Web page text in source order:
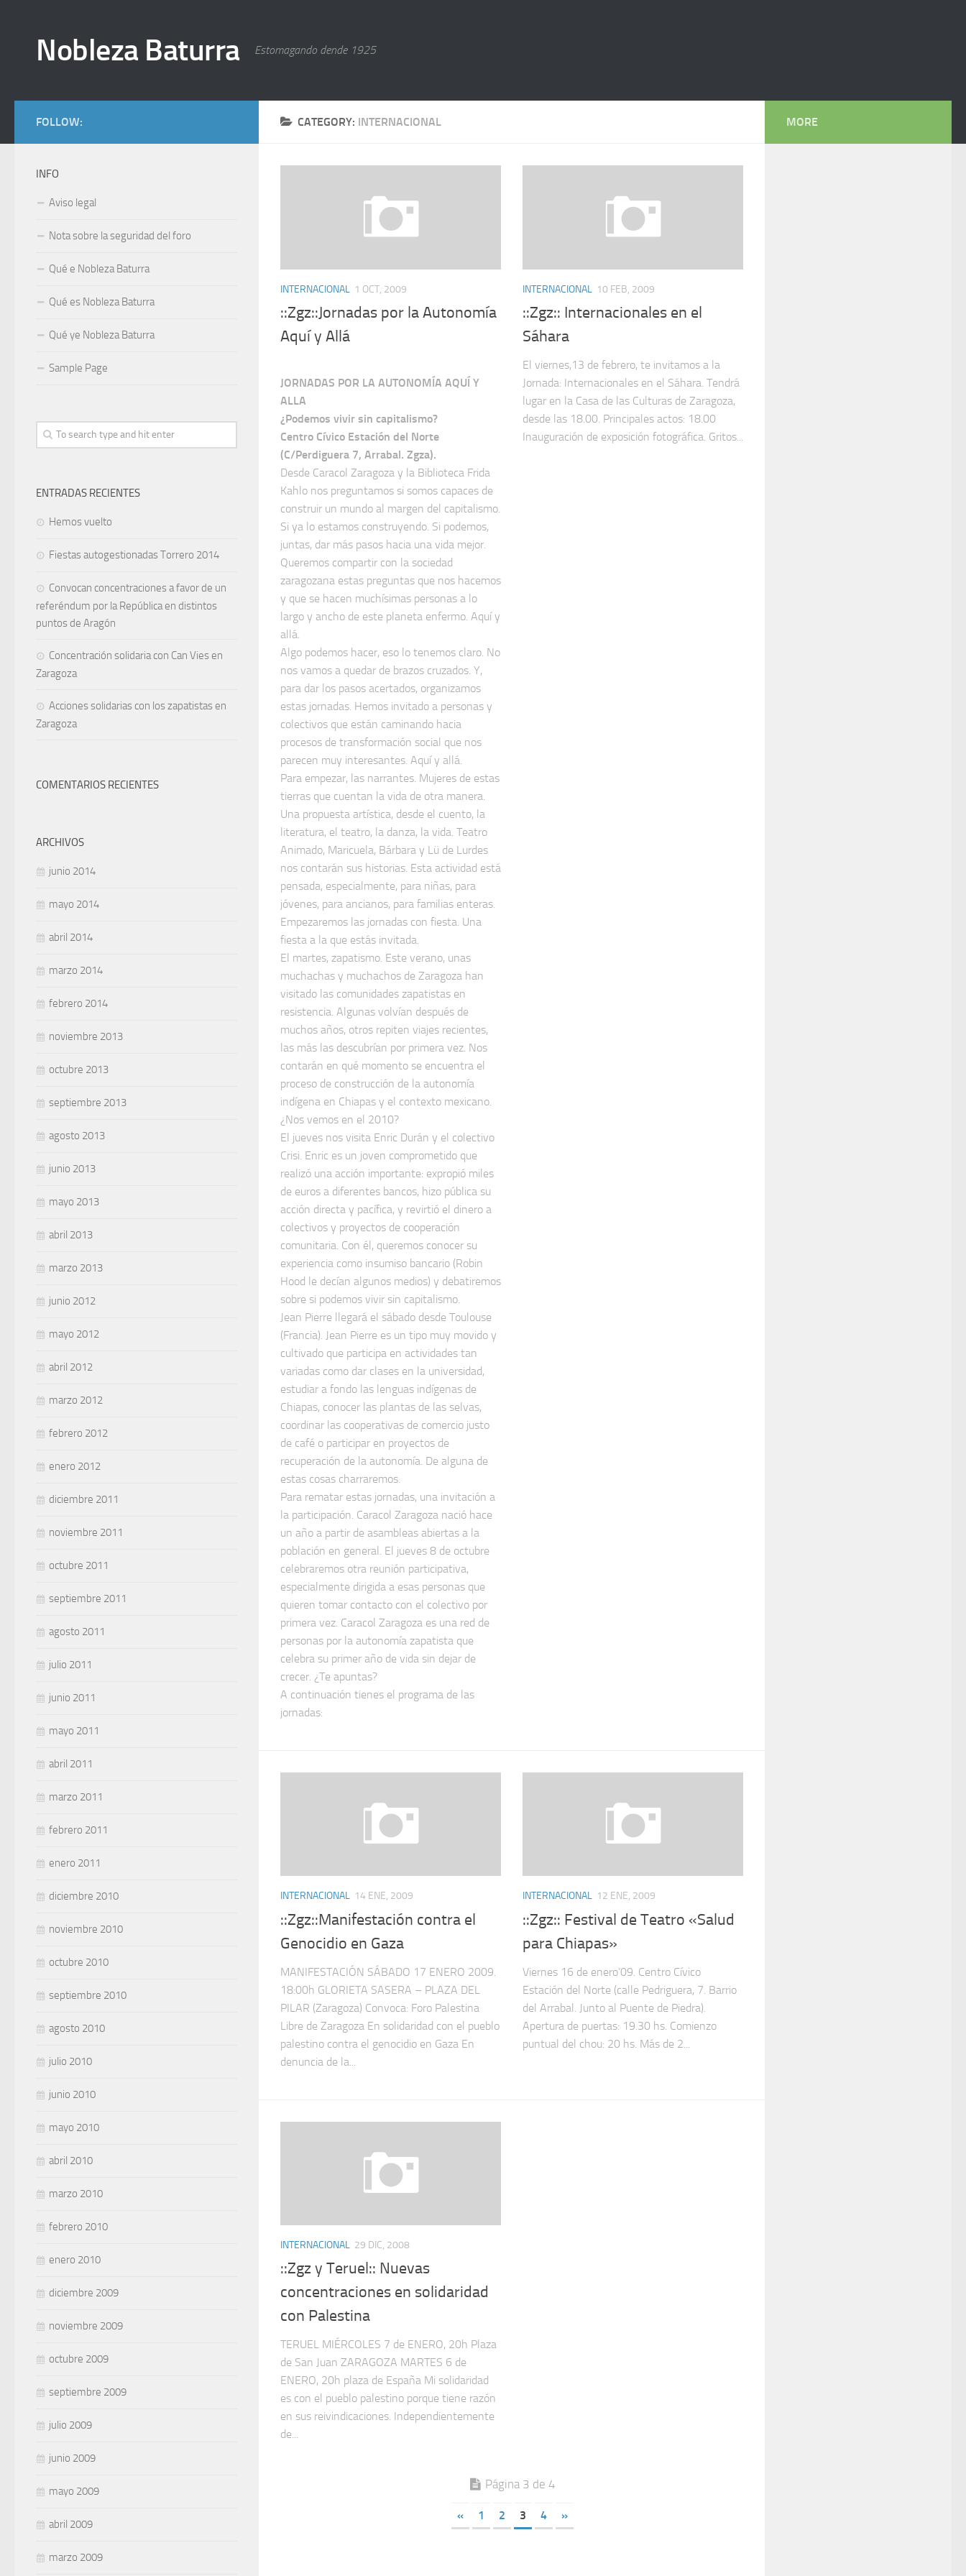
Nobleza Baturra Estomagando dende 1925
CATEGORY: INTERNACIONAL
INTERNACIONAL 1 OCT, 2009
::Zgz::Jornadas por la Autonomía
Aquí y Allá
JORNADAS POR LA AUTONOMÍA AQUÍ Y
ALLA
¿Podemos vivir sin capitalismo?
Centro Cívico Estación del Norte
(C/Perdiguera 7, Arrabal. Zgza).
Desde Caracol Zaragoza y la Biblioteca Frida
Kahlo nos preguntamos si somos capaces de
construir un mundo al margen del capitalismo.
Si ya lo estamos construyendo. Si podemos,
juntas, dar más pasos hacia una vida mejor.
Queremos compartir con la sociedad
zaragozana estas preguntas que nos hacemos
y que se hacen muchísimas personas a lo
largo y ancho de este planeta enfermo. Aquí y
allá.
Algo podemos hacer, eso lo tenemos claro. No
nos vamos a quedar de brazos cruzados. Y,
para dar los pasos acertados, organizamos
estas jornadas. Hemos invitado a personas y
colectivos que están caminando hacia
procesos de transformación social que nos
parecen muy interesantes. Aquí y allá.
Para empezar, las narrantes. Mujeres de estas
tierras que cuentan la vida de otra manera.
Una propuesta artística, desde el cuento, la
literatura, el teatro, la danza, la vida. Teatro
Animado, Maricuela, Bárbara y Lü de Lurdes
nos contarán sus historias. Esta actividad está
pensada, especialmente, para niñas, para
jóvenes, para ancianos, para familias enteras.
Empezaremos las jornadas con fiesta. Una
fiesta a la que estás invitada.
El martes, zapatismo. Este verano, unas
muchachas y muchachos de Zaragoza han
visitado las comunidades zapatistas en
resistencia. Algunas volvían después de
muchos años, otros repiten viajes recientes,
las más las descubrían por primera vez. Nos
contarán en qué momento se encuentra el
proceso de construcción de la autonomía
indígena en Chiapas y el contexto mexicano.
¿Nos vemos en el 2010?
El jueves nos visita Enric Durán y el colectivo
Crisi. Enric es un joven comprometido que
realizó una acción importante: expropió miles
de euros a diferentes bancos, hizo pública su
acción directa y pacífica, y revirtió el dinero a
colectivos y proyectos de cooperación
comunitaria. Con él, queremos conocer su
experiencia como insumiso bancario (Robin
Hood le decían algunos medios) y debatiremos
sobre si podemos vivir sin capitalismo.
Jean Pierre llegará el sábado desde Toulouse
(Francia). Jean Pierre es un tipo muy movido y
cultivado que participa en actividades tan
variadas como dar clases en la universidad,
estudiar a fondo las lenguas indígenas de
Chiapas, conocer las plantas de las selvas,
coordinar las cooperativas de comercio justo
de café o participar en proyectos de
recuperación de la autonomía. De alguna de
estas cosas charraremos.
Para rematar estas jornadas, una invitación a
la participación. Caracol Zaragoza nació hace
un año a partir de asambleas abiertas a la
población en general. El jueves 8 de octubre
celebraremos otra reunión participativa,
especialmente dirigida a esas personas que
quieren tomar contacto con el colectivo por
primera vez. Caracol Zaragoza es una red de
personas por la autonomía zapatista que
celebra su primer año de vida sin dejar de
crecer. ¿Te apuntas?
A continuación tienes el programa de las
jornadas:
INTERNACIONAL 10 FEB, 2009
::Zgz:: Internacionales en el
Sáhara
El viernes,13 de febrero, te invitamos a la
Jornada: Internacionales en el Sáhara. Tendrá
lugar en la Casa de las Culturas de Zaragoza,
desde las 18.00. Principales actos: 18.00
Inauguración de exposición fotográfica. Gritos...
INTERNACIONAL 14 ENE, 2009
::Zgz::Manifestación contra el
Genocidio en Gaza
MANIFESTACIÓN SÁBADO 17 ENERO 2009.
18:00h GLORIETA SASERA – PLAZA DEL
PILAR (Zaragoza) Convoca: Foro Palestina
Libre de Zaragoza En solidaridad con el pueblo
palestino contra el genocidio en Gaza En
denuncia de la...
INTERNACIONAL 12 ENE, 2009
::Zgz:: Festival de Teatro «Salud
para Chiapas»
Viernes 16 de enero’09. Centro Cívico
Estación del Norte (calle Pedriguera, 7. Barrio
del Arrabal. Junto al Puente de Piedra).
Apertura de puertas: 19.30 hs. Comienzo
puntual del chou: 20 hs. Más de 2...
INTERNACIONAL 29 DIC, 2008
::Zgz y Teruel:: Nuevas
concentraciones en solidaridad
con Palestina
TERUEL MIÉRCOLES 7 de ENERO, 20h Plaza
de San Juan ZARAGOZA MARTES 6 de
ENERO, 20h plaza de España Mi solidaridad
es con el pueblo palestino porque tiene razón
en sus reivindicaciones. Independientemente
de...
Página 3 de 4
« 1 2 3 4 »
FOLLOW:
INFO
Aviso legal
Nota sobre la seguridad del foro
Qué e Nobleza Baturra
Qué es Nobleza Baturra
Qué ye Nobleza Baturra
Sample Page
ENTRADAS RECIENTES
Hemos vuelto
Fiestas autogestionadas Torrero 2014
Convocan concentraciones a favor de un
referéndum por la República en distintos
puntos de Aragón
Concentración solidaria con Can Vies en
Zaragoza
Acciones solidarias con los zapatistas en
Zaragoza
COMENTARIOS RECIENTES
ARCHIVOS
junio 2014
mayo 2014
abril 2014
marzo 2014
febrero 2014
noviembre 2013
octubre 2013
septiembre 2013
agosto 2013
junio 2013
mayo 2013
abril 2013
marzo 2013
junio 2012
mayo 2012
abril 2012
marzo 2012
febrero 2012
enero 2012
diciembre 2011
noviembre 2011
octubre 2011
septiembre 2011
agosto 2011
julio 2011
junio 2011
mayo 2011
abril 2011
marzo 2011
febrero 2011
enero 2011
diciembre 2010
noviembre 2010
octubre 2010
septiembre 2010
agosto 2010
julio 2010
junio 2010
mayo 2010
abril 2010
marzo 2010
febrero 2010
enero 2010
diciembre 2009
noviembre 2009
octubre 2009
septiembre 2009
julio 2009
junio 2009
mayo 2009
abril 2009
marzo 2009
MORE